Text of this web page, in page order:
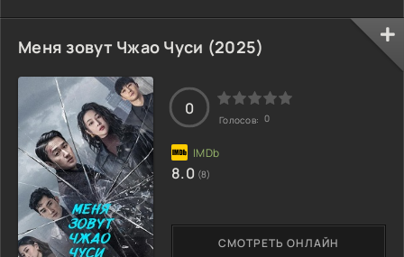
Меня зовут Чжао Чуси (2025)
СМОТРЕТЬ ОНЛАЙН
0
Голосов: 0
8.0 (8)